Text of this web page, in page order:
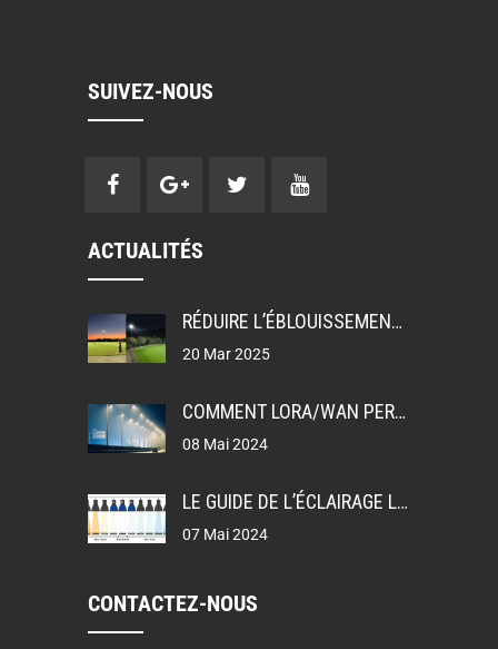
SUIVEZ-NOUS
ACTUALITÉS
RÉDUIRE L’ÉBLOUISSEMENT: UGR, GR ET TI DANS LA CONCEPTION DE L’ÉCLAIRAGE
20 Mar 2025
COMMENT LORA/WAN PERMET L’ÉCLAIRAGE PUBLIC INTELLIGENT
08 Mai 2024
LE GUIDE DE L’ÉCLAIRAGE LEDEX
07 Mai 2024
CONTACTEZ-NOUS